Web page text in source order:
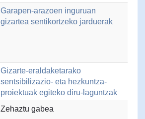
Garapen-arazoen inguruan
gizartea sentikortzeko jarduerak
Gizarte-eraldaketarako
sentsibilizazio- eta hezkuntza-
proiektuak egiteko diru-laguntzak
Zehaztu gabea